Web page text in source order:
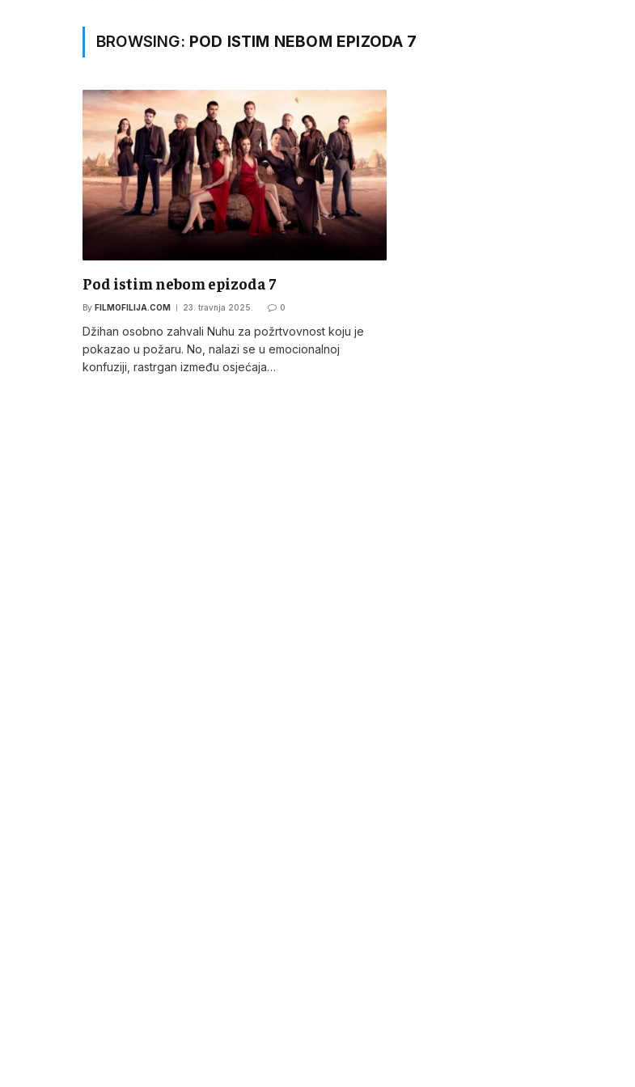
BROWSING: POD ISTIM NEBOM EPIZODA 7
Pod istim nebom epizoda 7
By FILMOFILIJA.COM 23. travnja 2025. 0
Džihan osobno zahvali Nuhu za požrtvovnost koju je
pokazao u požaru. No, nalazi se u emocionalnoj
konfuziji, rastrgan između osjećaja…